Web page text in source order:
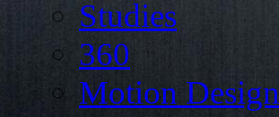
Studies
360
Motion Design